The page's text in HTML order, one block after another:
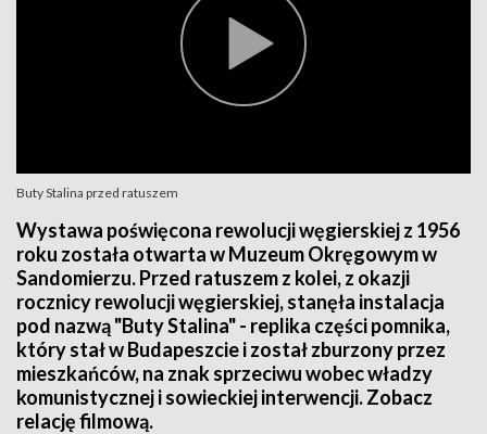
Buty Stalina przed ratuszem
Wystawa poświęcona rewolucji węgierskiej z 1956
roku została otwarta w Muzeum Okręgowym w
Sandomierzu. Przed ratuszem z kolei, z okazji
rocznicy rewolucji węgierskiej, stanęła instalacja
pod nazwą "Buty Stalina" - replika części pomnika,
który stał w Budapeszcie i został zburzony przez
mieszkańców, na znak sprzeciwu wobec władzy
komunistycznej i sowieckiej interwencji. Zobacz
relację filmową.